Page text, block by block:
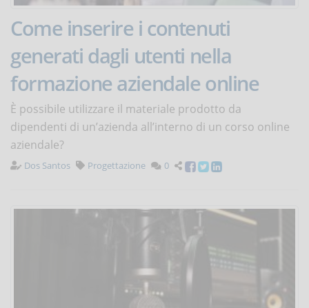
Come inserire i contenuti
generati dagli utenti nella
formazione aziendale online
È possibile utilizzare il materiale prodotto da
dipendenti di un’azienda all’interno di un corso online
aziendale?
Dos Santos Progettazione 0